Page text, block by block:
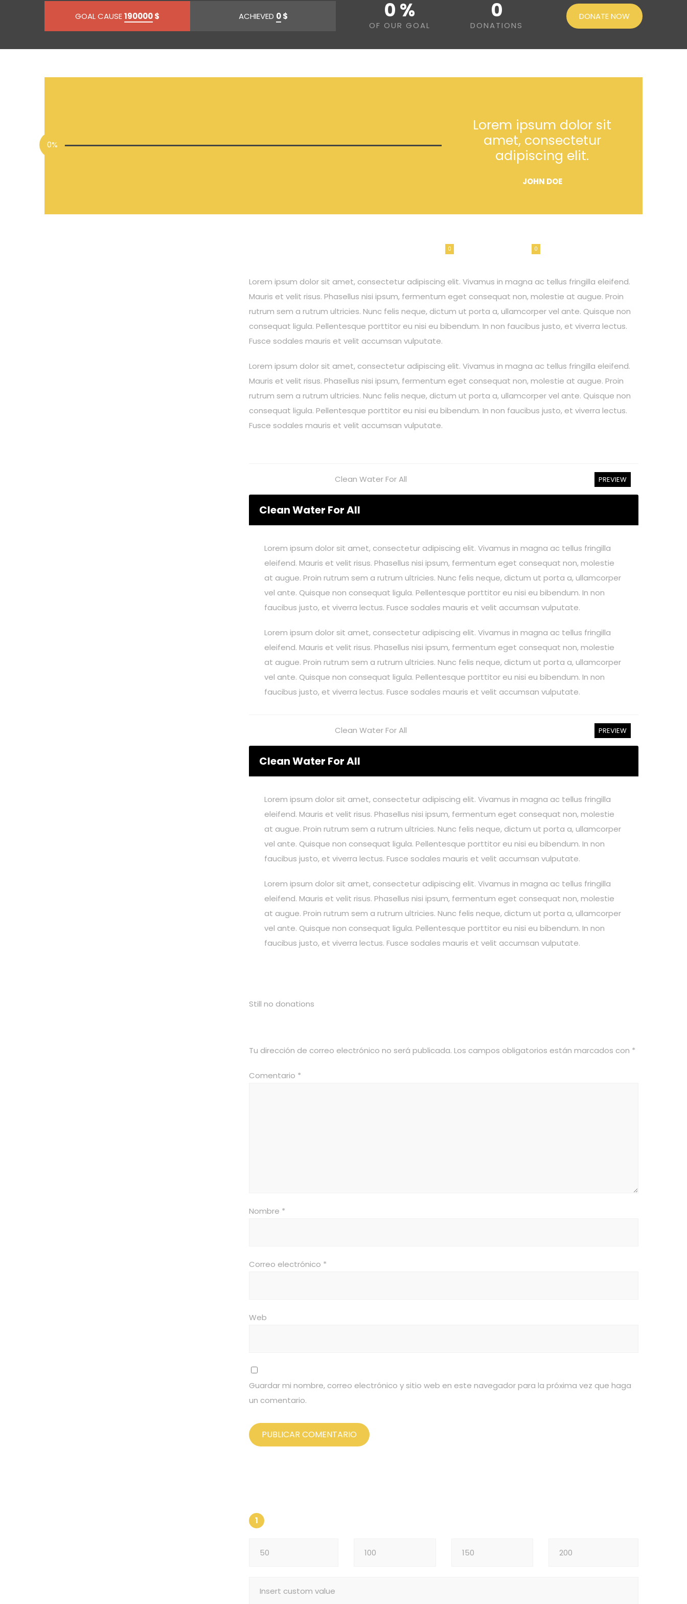
GOAL CAUSE190000$ ACHIEVED 0$ 0 %
OF OUR GOAL
0
DONATIONS
DONATE NOW
0%
Lorem ipsum dolor sit
amet, consectetur
adipiscing elit.
JOHN DOE
0 0
Lorem ipsum dolor sit amet, consectetur adipiscing elit. Vivamus in magna ac tellus fringilla eleifend.
Mauris et velit risus. Phasellus nisi ipsum, fermentum eget consequat non, molestie at augue. Proin
rutrum sem a rutrum ultricies. Nunc felis neque, dictum ut porta a, ullamcorper vel ante. Quisque non
consequat ligula. Pellentesque porttitor eu nisi eu bibendum. In non faucibus justo, et viverra lectus.
Fusce sodales mauris et velit accumsan vulputate.
Lorem ipsum dolor sit amet, consectetur adipiscing elit. Vivamus in magna ac tellus fringilla eleifend.
Mauris et velit risus. Phasellus nisi ipsum, fermentum eget consequat non, molestie at augue. Proin
rutrum sem a rutrum ultricies. Nunc felis neque, dictum ut porta a, ullamcorper vel ante. Quisque non
consequat ligula. Pellentesque porttitor eu nisi eu bibendum. In non faucibus justo, et viverra lectus.
Fusce sodales mauris et velit accumsan vulputate.
Clean Water For All PREVIEW
Clean Water For All
Lorem ipsum dolor sit amet, consectetur adipiscing elit. Vivamus in magna ac tellus fringilla
eleifend. Mauris et velit risus. Phasellus nisi ipsum, fermentum eget consequat non, molestie
at augue. Proin rutrum sem a rutrum ultricies. Nunc felis neque, dictum ut porta a, ullamcorper
vel ante. Quisque non consequat ligula. Pellentesque porttitor eu nisi eu bibendum. In non
faucibus justo, et viverra lectus. Fusce sodales mauris et velit accumsan vulputate.
Lorem ipsum dolor sit amet, consectetur adipiscing elit. Vivamus in magna ac tellus fringilla
eleifend. Mauris et velit risus. Phasellus nisi ipsum, fermentum eget consequat non, molestie
at augue. Proin rutrum sem a rutrum ultricies. Nunc felis neque, dictum ut porta a, ullamcorper
vel ante. Quisque non consequat ligula. Pellentesque porttitor eu nisi eu bibendum. In non
faucibus justo, et viverra lectus. Fusce sodales mauris et velit accumsan vulputate.
Clean Water For All PREVIEW
Clean Water For All
Lorem ipsum dolor sit amet, consectetur adipiscing elit. Vivamus in magna ac tellus fringilla
eleifend. Mauris et velit risus. Phasellus nisi ipsum, fermentum eget consequat non, molestie
at augue. Proin rutrum sem a rutrum ultricies. Nunc felis neque, dictum ut porta a, ullamcorper
vel ante. Quisque non consequat ligula. Pellentesque porttitor eu nisi eu bibendum. In non
faucibus justo, et viverra lectus. Fusce sodales mauris et velit accumsan vulputate.
Lorem ipsum dolor sit amet, consectetur adipiscing elit. Vivamus in magna ac tellus fringilla
eleifend. Mauris et velit risus. Phasellus nisi ipsum, fermentum eget consequat non, molestie
at augue. Proin rutrum sem a rutrum ultricies. Nunc felis neque, dictum ut porta a, ullamcorper
vel ante. Quisque non consequat ligula. Pellentesque porttitor eu nisi eu bibendum. In non
faucibus justo, et viverra lectus. Fusce sodales mauris et velit accumsan vulputate.
Still no donations
Tu dirección de correo electrónico no será publicada. Los campos obligatorios están marcados con *
Comentario *
Nombre *
Correo electrónico *
Web
Guardar mi nombre, correo electrónico y sitio web en este navegador para la próxima vez que haga
un comentario.
1